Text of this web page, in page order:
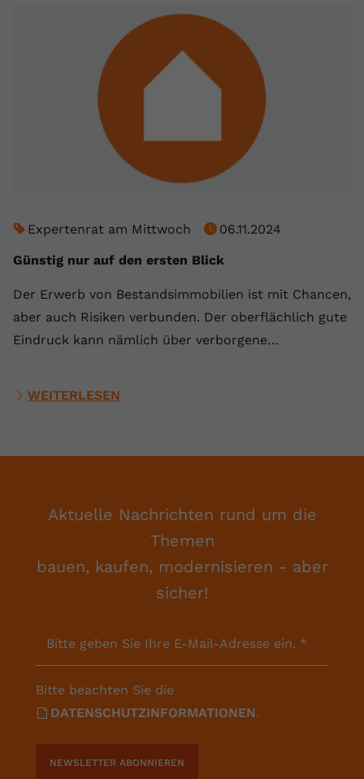
Expertenrat am Mittwoch
06.11.2024
Günstig nur auf den ersten Blick
Der Erwerb von Bestandsimmobilien ist mit Chancen,
aber auch Risiken verbunden. Der oberflächlich gute
Eindruck kann nämlich über verborgene…
WEITERLESEN
Aktuelle Nachrichten rund um die
Themen
bauen, kaufen, modernisieren - aber
sicher!
Bitte geben Sie Ihre E-Mail-Adresse ein. *
Bitte beachten Sie die
DATENSCHUTZINFORMATIONEN.
NEWSLETTER ABONNIEREN